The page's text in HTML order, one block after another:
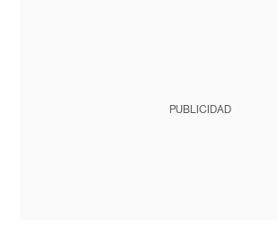
PUBLICIDAD